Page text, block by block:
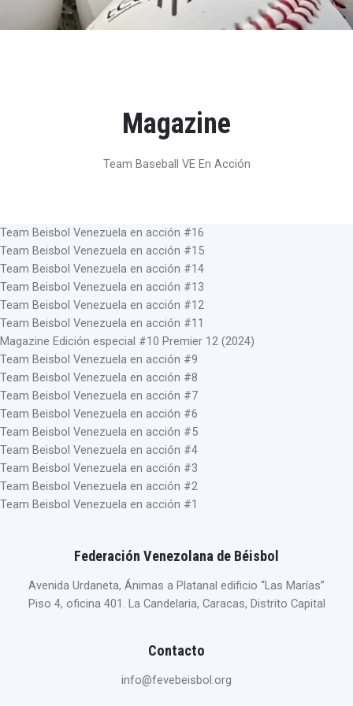
Magazine
Team Baseball VE En Acción
Team Beisbol Venezuela en acción #16
Team Beisbol Venezuela en acción #15
Team Beisbol Venezuela en acción #14
Team Beisbol Venezuela en acción #13
Team Beisbol Venezuela en acción #12
Team Beisbol Venezuela en acción #11
Magazine Edición especial #10 Premier 12 (2024)
Team Beisbol Venezuela en acción #9
Team Beisbol Venezuela en acción #8
Team Beisbol Venezuela en acción #7
Team Beisbol Venezuela en acción #6
Team Beisbol Venezuela en acción #5
Team Beisbol Venezuela en acción #4
Team Beisbol Venezuela en acción #3
Team Beisbol Venezuela en acción #2
Team Beisbol Venezuela en acción #1
Federación Venezolana de Béisbol
Avenida Urdaneta, Ánimas a Platanal edificio “Las Marías”
Piso 4, oficina 401. La Candelaria, Caracas, Distrito Capital
Contacto
info@fevebeisbol.org